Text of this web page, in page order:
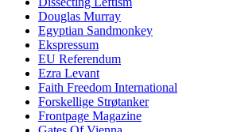
Douglas Murray
Egyptian Sandmonkey
Ekspressum
EU Referendum
Ezra Levant
Faith Freedom International
Forskellige Strøtanker
Frontpage Magazine